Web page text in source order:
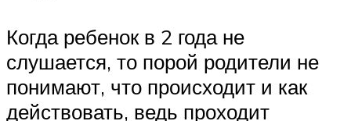
Когда ребенок в 2 года не
слушается, то порой родители не
понимают, что происходит и как
действовать, ведь проходит